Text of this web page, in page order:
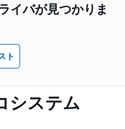
イバが見つかりま
ト
システム